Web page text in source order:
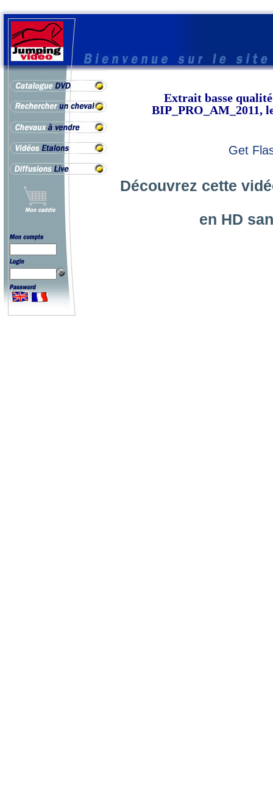
Extrait basse
BIP_PRO_AM_2011,
Get
Découvrez cette
en HD